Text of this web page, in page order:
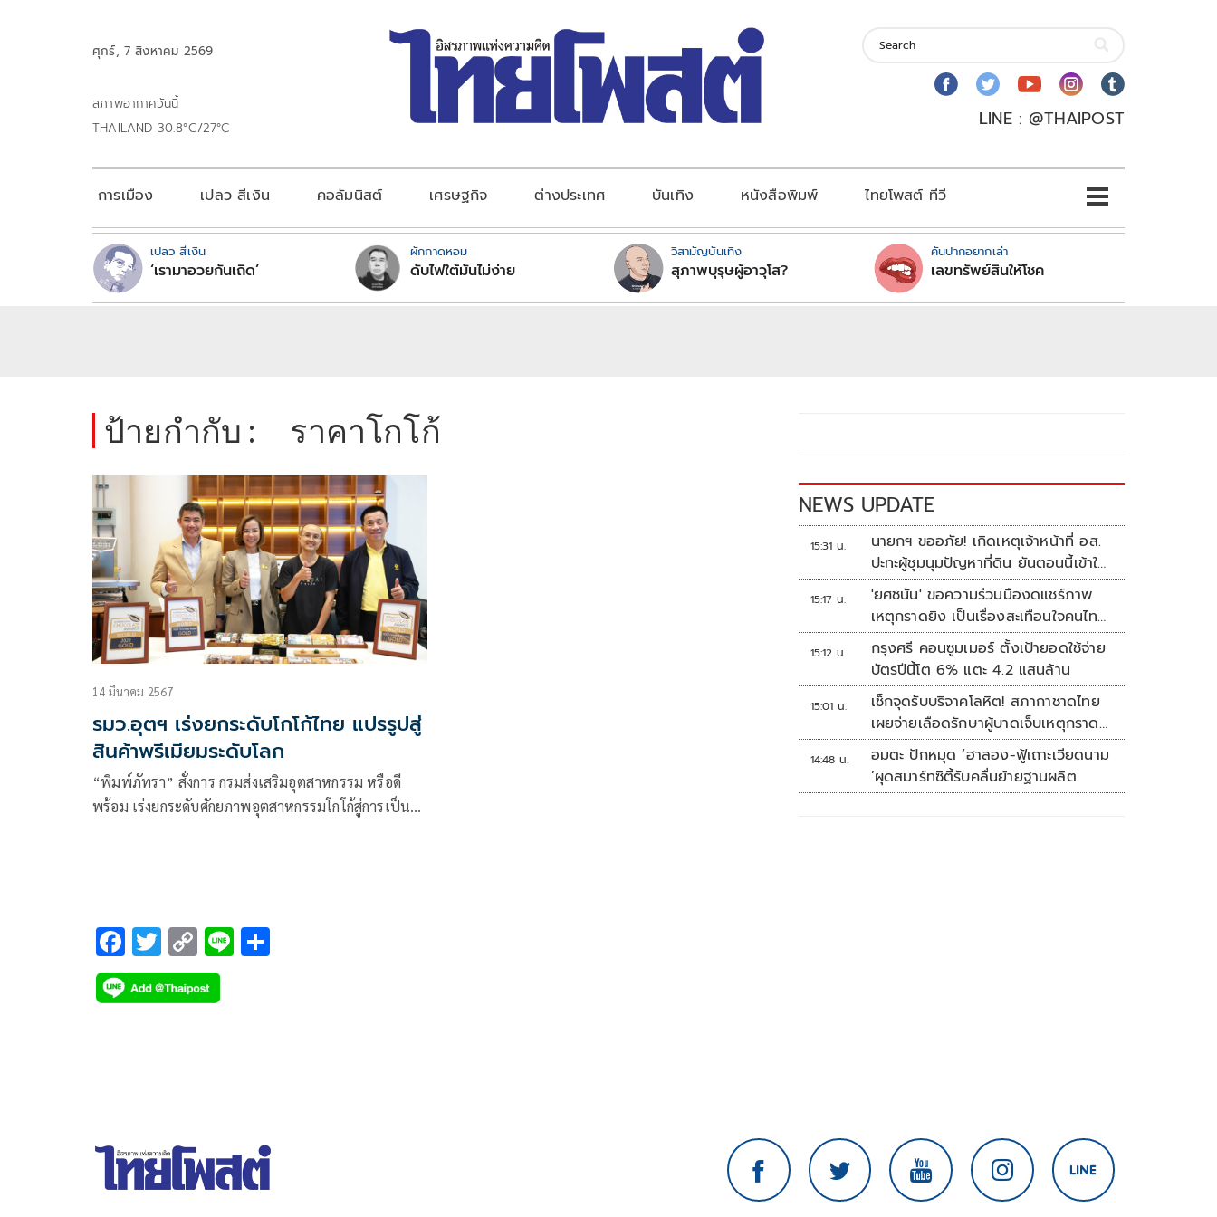
ศุกร์, 7 สิงหาคม 2569
สภาพอากาศวันนี้
THAILAND 30.8°C/27°C
LINE : @THAIPOST
การเมือง เปลว สีเงิน คอลัมนิสต์ เศรษฐกิจ ต่างประเทศ บันเทิง หนังสือพิมพ์ ไทยโพสต์ ทีวี
เปลว สีเงิน
‘เรามาอวยกันเถิด’
ผักกาดหอม
ดับไฟใต้มันไม่ง่าย
วิสามัญบันเทิง
สุภาพบุรุษผู้อาวุโส?
คันปากอยากเล่า
เลขทรัพย์สินให้โชค
ป้ายกำกับ : ราคาโกโก้
14 มีนาคม 2567
รมว.อุตฯ เร่งยกระดับโกโก้ไทย แปรรูปสู่
สินค้าพรีเมียมระดับโลก
“พิมพ์ภัทรา” สั่งการ กรมส่งเสริมอุตสาหกรรม หรือดี
พร้อม เร่งยกระดับศักยภาพอุตสาหกรรมโกโก้สู่การเป็น
F
ac
e
T
wi
tt
C
o
p
Li
NEWS UPDATE
15:31 น.
นายกฯ ขออภัย! เกิดเหตุเจ้าหน้าที่ อส.
ปะทะผู้ชุมนุมปัญหาที่ดิน ยันตอนนี้เข้าใจ
กันแล้ว
15:17 น.
'ยศชนัน' ขอความร่วมมืองดแชร์ภาพ
เหตุกราดยิง เป็นเรื่องสะเทือนใจคนไทย
ทั้งประเทศ
15:12 น.
กรุงศรี คอนซูมเมอร์ ตั้งเป้ายอดใช้จ่าย
บัตรปีนี้โต 6% แตะ 4.2 แสนล้าน
15:01 น.
เช็กจุดรับบริจาคโลหิต! สภากาชาดไทย
เผยจ่ายเลือดรักษาผู้บาดเจ็บเหตุกราด
ยิงแล้ว 148 ยูนิต
14:48 น.
อมตะ ปักหมุด ‘ฮาลอง-ฟู้เถาะเวียดนาม
’ผุดสมาร์ทซิตี้รับคลื่นย้ายฐานผลิต